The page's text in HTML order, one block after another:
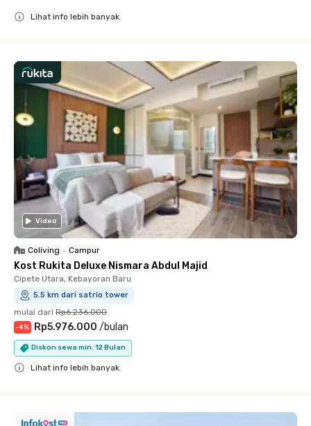
Lihat info lebih banyak
Video
Coliving • Campur
Kost Rukita Deluxe Nismara Abdul Majid
Cipete Utara, Kebayoran Baru
5.5 km dari satrio tower
mulai dari Rp6.236.000
-4% Rp5.976.000 /bulan
Diskon sewa min. 12 Bulan
Lihat info lebih banyak